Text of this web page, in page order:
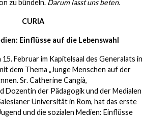
zu bündeln. Darum lasst uns beten.
CURIA
Einflüsse auf die Lebenswahl
Februar im Kapitelsaal des Generalats in
dem Thema „Junge Menschen auf der
Sr. Catherine Cangià,
Dozentin der Pädagogik und der Medialen
Universität in Rom, hat das erste
und die sozialen Medien: Einflüsse